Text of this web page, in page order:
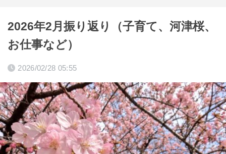
2026年2月振り返り（子育て、河津桜、
お仕事など）
2026/02/28 05:55